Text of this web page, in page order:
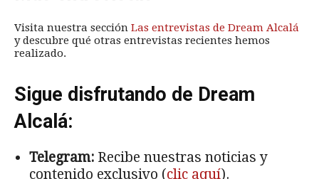
Visita nuestra sección Las entrevistas de Dream Alcalá
y descubre qué otras entrevistas recientes hemos
realizado.
Sigue disfrutando de Dream
Alcalá:
Telegram: Recibe nuestras noticias y
contenido exclusivo (clic aquí).